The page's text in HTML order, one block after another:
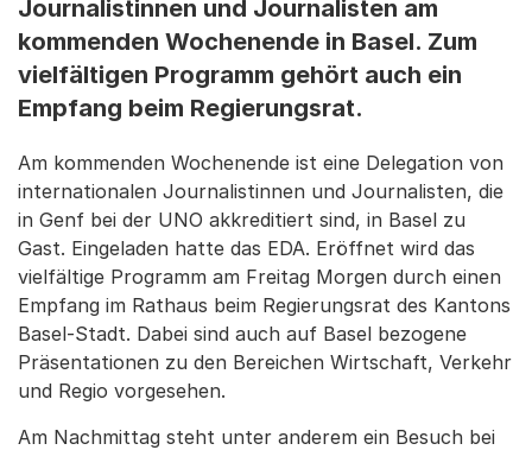
Journalistinnen und Journalisten am
kommenden Wochenende in Basel. Zum
vielfältigen Programm gehört auch ein
Empfang beim Regierungsrat.
Am kommenden Wochenende ist eine Delegation von
internationalen Journalistinnen und Journalisten, die
in Genf bei der UNO akkreditiert sind, in Basel zu
Gast. Eingeladen hatte das EDA. Eröffnet wird das
vielfältige Programm am Freitag Morgen durch einen
Empfang im Rathaus beim Regierungsrat des Kantons
Basel-Stadt. Dabei sind auch auf Basel bezogene
Präsentationen zu den Bereichen Wirtschaft, Verkehr
und Regio vorgesehen.
Am Nachmittag steht unter anderem ein Besuch bei